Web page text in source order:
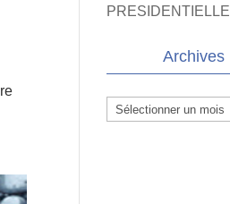
PRESIDENTIELLE
Archives
Archives